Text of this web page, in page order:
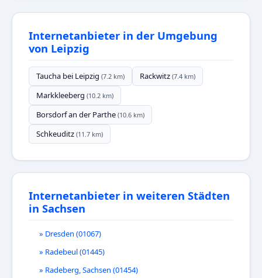
Internetanbieter in der Umgebung
von Leipzig
Taucha bei Leipzig (7.2 km) Rackwitz (7.4 km)
Markkleeberg (10.2 km)
Borsdorf an der Parthe (10.6 km)
Schkeuditz (11.7 km)
Internetanbieter in weiteren Städten
in Sachsen
» Dresden (01067)
» Radebeul (01445)
» Radeberg, Sachsen (01454)